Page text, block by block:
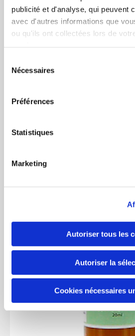
publicité et d'analyse, qui peuvent
avec d'autres informations que
ou qu'ils ont collectées lors de
Nécessaires
Préférences
Statistiques
Marketing
Autoriser tous les
Autoriser la
Cookies nécessaires
Fiole Menthe 20 ml -